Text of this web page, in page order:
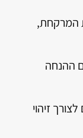
המרקחת,
ההנחה
זיהוי